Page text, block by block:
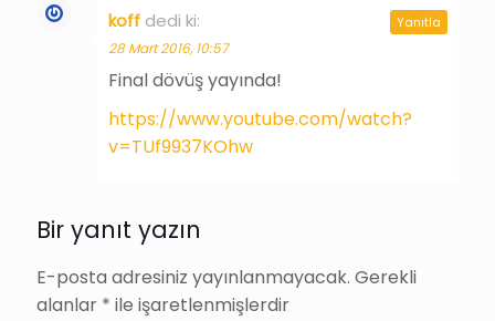
koff dedi ki:
28 Mart 2016, 10:57
Final dövüş yayında!
https://www.youtube.com/watch?
v=TUf9937KOhw
Yanıtla
Bir yanıt yazın
E-posta adresiniz yayınlanmayacak. Gerekli
alanlar * ile işaretlenmişlerdir